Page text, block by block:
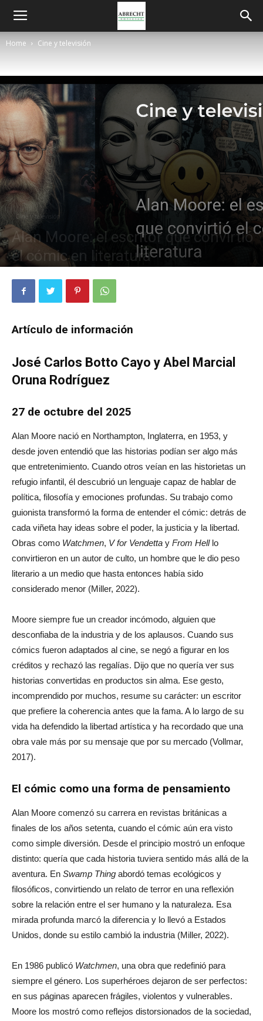
Home Cine y televisión
Cine y televisión
Alan Moore: el escritor que convirtió
el cómic en literatura
Artículo de información
José Carlos Botto Cayo y Abel Marcial
Oruna Rodríguez
27 de octubre del 2025
Alan Moore nació en Northampton, Inglaterra, en 1953, y
desde joven entendió que las historias podían ser algo más
que entretenimiento. Cuando otros veían en las historietas un
refugio infantil, él descubrió un lenguaje capaz de hablar de
política, filosofía y emociones profundas. Su trabajo como
guionista transformó la forma de entender el cómic: detrás de
cada viñeta hay ideas sobre el poder, la justicia y la libertad.
Obras como Watchmen, V for Vendetta y From Helllo
convirtieron en un autor de culto, un hombre que le dio peso
literario a un medio que hasta entonces había sido
considerado menor (Miller, 2022).
Moore siempre fue un creador incómodo, alguien que
desconfiaba de la industria y de los aplausos. Cuando sus
cómics fueron adaptados al cine, se negó a figurar en los
créditos y rechazó las regalías. Dijo que no quería ver sus
historias convertidas en productos sin alma. Ese gesto,
incomprendido por muchos, resume su carácter: un escritor
que prefiere la coherencia antes que la fama. A lo largo de su
vida ha defendido la libertad artística y ha recordado que una
obra vale más por su mensaje que por su mercado (Vollmar,
2017).
El cómic como una forma de pensamiento
Alan Moore comenzó su carrera en revistas británicas a
finales de los años setenta, cuando el cómic aún era visto
como simple diversión. Desde el principio mostró un enfoque
distinto: quería que cada historia tuviera sentido más allá de la
aventura. En Swamp Thing abordó temas ecológicos y
filosóficos, convirtiendo un relato de terror en una reflexión
sobre la relación entre el ser humano y la naturaleza. Esa
mirada profunda marcó la diferencia y lo llevó a Estados
Unidos, donde su estilo cambió la industria (Miller, 2022).
En 1986 publicó Watchmen, una obra que redefinió para
siempre el género. Los superhéroes dejaron de ser perfectos:
en sus páginas aparecen frágiles, violentos y vulnerables.
Moore los mostró como reflejos distorsionados de la sociedad,